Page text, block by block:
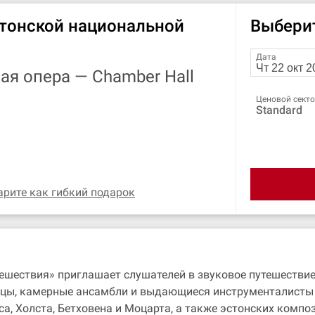
национальной
опера — Chamber Hall
как гибкий подарок
Дата
Ценовой
Standard
приглашает слушателей в звуковое
камерные ансамбли и выдающиеся
Холста, Бетховена и Моцарта, а также эстонских